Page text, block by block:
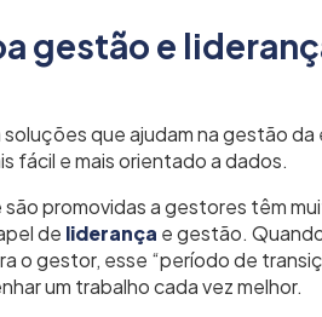
gestão e
que ajudam na gestão
fácil e mais orientado a dados.
são promovidas a gestores têm
de liderança e gestão.
o gestor, esse “período de
um trabalho cada vez melhor.